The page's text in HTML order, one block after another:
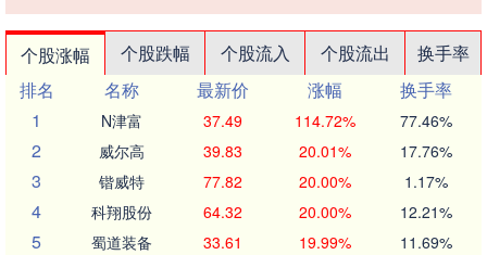
个股涨幅 个股跌幅 个股流入 个股流出
换手率
排名
名称 最新价 涨幅
换手率
1
N津富 37.49 114.72% 77.46%
2 威尔高 39.83 20.01% 17.76%
3 锴威特 77.82 20.00% 1.17%
4 科翔股份 64.32 20.00% 12.21%
5 蜀道装备 33.61 19.99% 11.69%